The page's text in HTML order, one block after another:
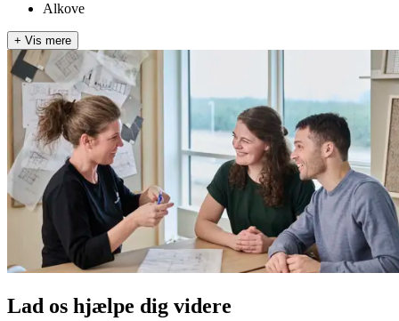
Alkove
+ Vis mere
Lad os hjælpe dig videre